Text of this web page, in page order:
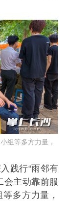
组等多方力量，
践行“雨邻有
会主动靠前服
多方力量，